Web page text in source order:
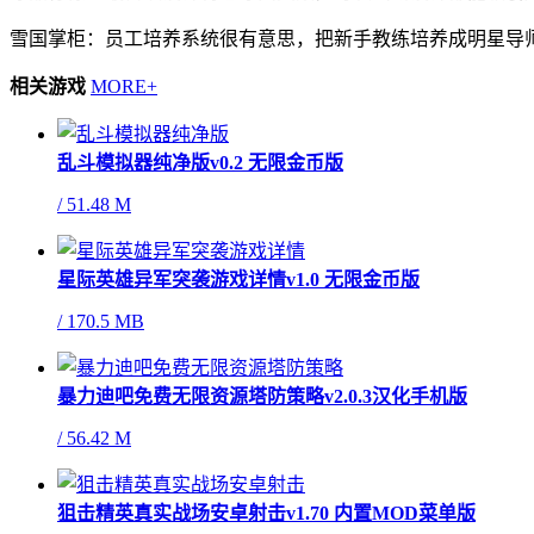
雪国掌柜：员工培养系统很有意思，把新手教练培养成明星导
相关游戏 MORE+
乱斗模拟器纯净版v0.2 无限金币版
/51.48 M
星际英雄异军突袭游戏详情v1.0 无限金币版
/170.5 MB
暴力迪吧免费无限资源塔防策略v2.0.3汉化手机版
/56.42 M
狙击精英真实战场安卓射击v1.70 内置MOD菜单版